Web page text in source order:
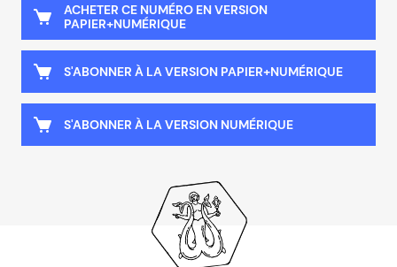
ACHETER CE NUMÉRO EN VERSION
PAPIER+NUMÉRIQUE
S'ABONNER À LA VERSION PAPIER+NUMÉRIQUE
S'ABONNER À LA VERSION NUMÉRIQUE